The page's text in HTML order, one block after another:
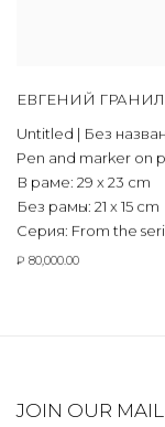
ЕВГЕНИЙ
Untitled | Без
Pen and marker on
В раме: 29 x 23 cm
Без рамы: 21 x 15 cm
Серия: From the
₽ 80,000.00
JOIN OUR